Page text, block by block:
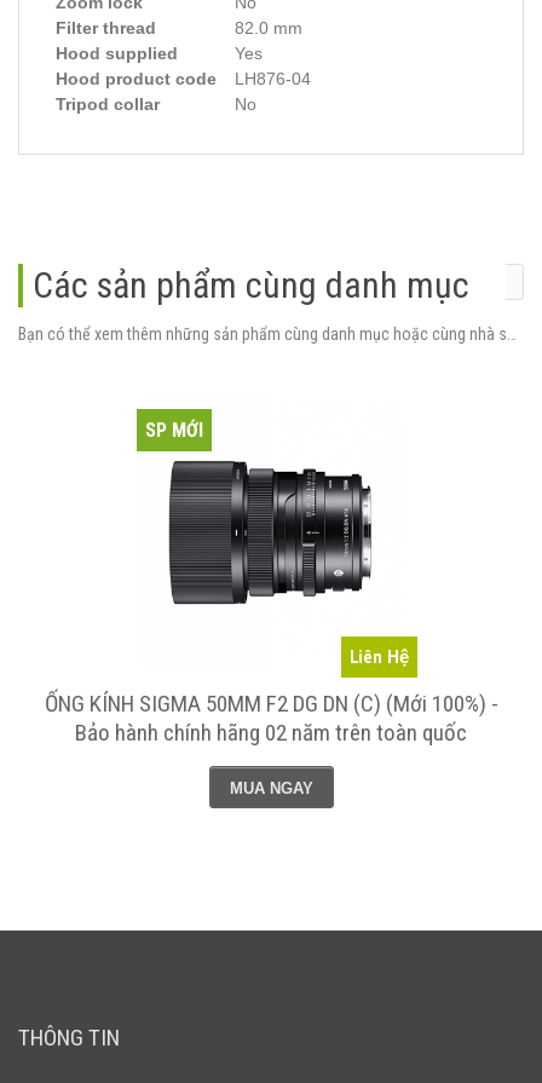
Filter thread
82.0 mm
Hood supplied
Yes
Hood product code
LH876-04
Tripod collar
No
Các sản phẩm cùng danh mục
Liên Hệ
SP MỚI
ỐNG KÍNH SIGMA 50MM F2 DG DN (C) (Mới 100%) -
Bảo hành chính hãng 02 năm trên toàn quốc
MUA NGAY
THÔNG TIN